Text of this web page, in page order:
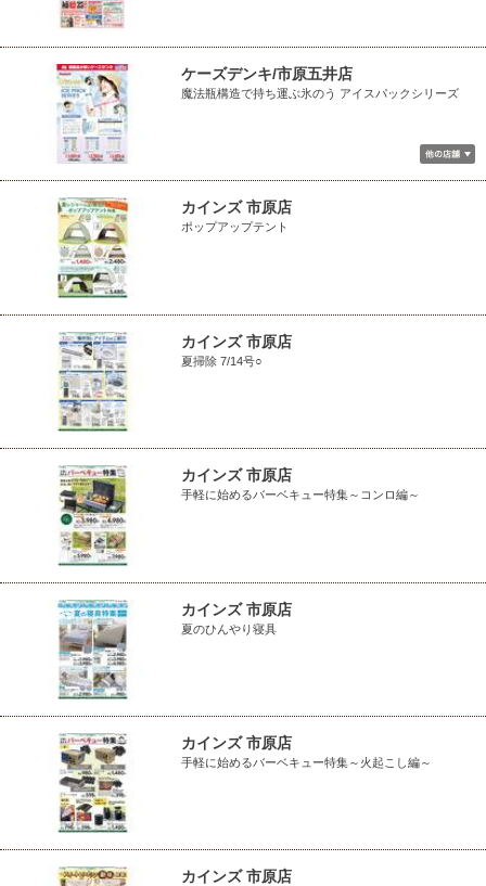
ケーズデンキ/市原五井店
魔法瓶構造で持ち運ぶ氷のう アイスパックシリーズ
カインズ 市原店
ポップアップテント
カインズ 市原店
夏掃除 7/14号○
カインズ 市原店
手軽に始めるバーベキュー特集～コンロ編～
カインズ 市原店
夏のひんやり寝具
カインズ 市原店
手軽に始めるバーベキュー特集～火起こし編～
カインズ 市原店